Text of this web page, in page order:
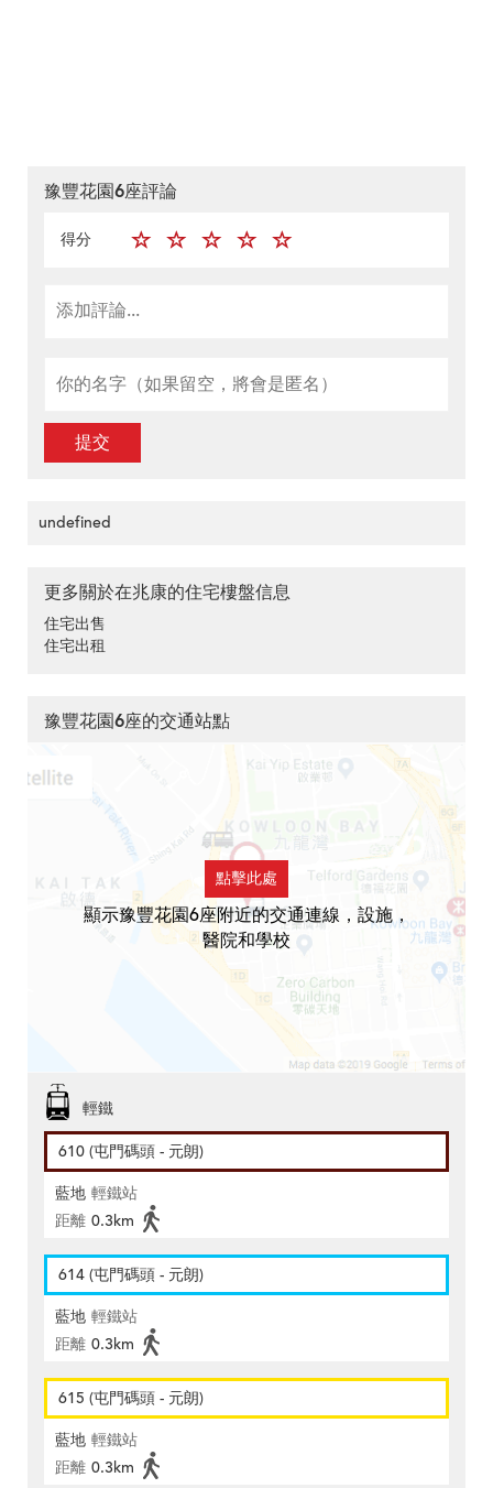
豫豐花園6座評論
得分
提交
undefined
更多關於在兆康的住宅樓盤信息
住宅出售
住宅出租
豫豐花園6座的交通站點
點擊此處
顯示豫豐花園6座附近的交通連線，設施，
醫院和學校
輕鐵
610 (屯門碼頭 - 元朗)
藍地 輕鐵站
距離 0.3km
614 (屯門碼頭 - 元朗)
藍地 輕鐵站
距離 0.3km
615 (屯門碼頭 - 元朗)
藍地 輕鐵站
距離 0.3km